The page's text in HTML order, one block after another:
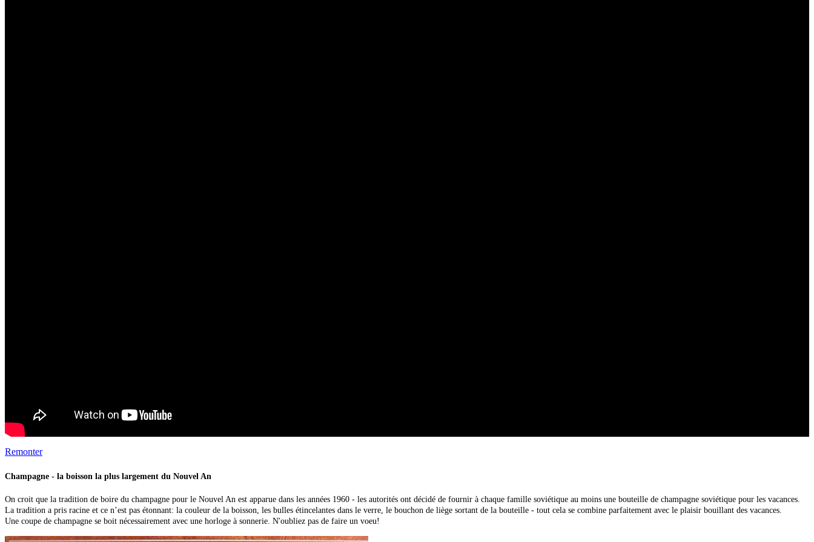
Remonter
Champagne - la boisson la plus largement du Nouvel An
On croit que la tradition de boire du champagne pour le Nouvel An est apparue dans les années 1960 - les autorités ont décidé de fournir à chaque famille soviétique au moins une bouteille de champagne soviétique pour les vacances.
La tradition a pris racine et ce n’est pas étonnant: la couleur de la boisson, les bulles étincelantes dans le verre, le bouchon de liège sortant de la bouteille - tout cela se combine parfaitement avec le plaisir bouillant des vacances.
Une coupe de champagne se boit nécessairement avec une horloge à sonnerie. N'oubliez pas de faire un voeu!